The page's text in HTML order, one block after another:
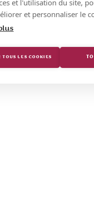
et l'utilisation du site,
et personnaliser le
TOUS LES COOKIES